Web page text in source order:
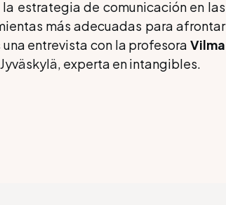
la estrategia de comunicación en las
más adecuadas para afrontar
entrevista con la profesora Vilma
experta en intangibles.